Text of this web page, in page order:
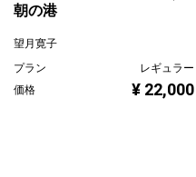
朝の港
望月寛子
プラン
レギュラー
価格
¥ 22,000